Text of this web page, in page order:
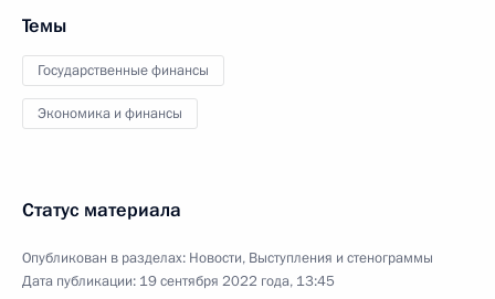
Темы
Государственные финансы
Экономика и финансы
Статус материала
Опубликован в разделах: Новости, Выступления и стенограммы
Дата публикации: 19 сентября 2022 года, 13:45